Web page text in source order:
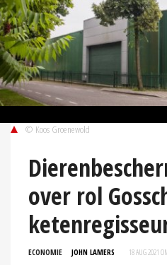
© Koos Groenewold
over rol
ECONOMIE JOHN LAMERS 18 AUG 2021